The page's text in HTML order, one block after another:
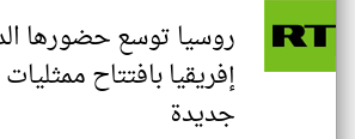
روسيا توسع حضورها
جديدة